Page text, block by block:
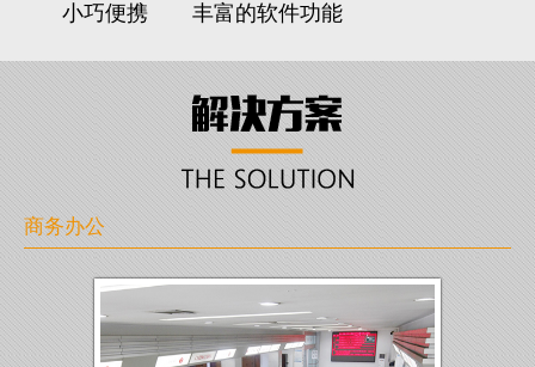
小巧便携 丰富的软件功能
商务办公